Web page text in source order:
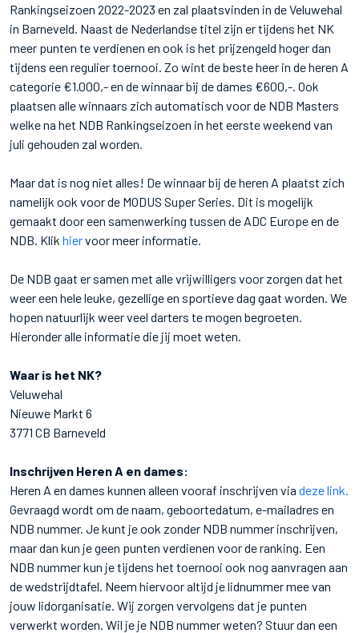
Rankingseizoen 2022-2023 en zal plaatsvinden in de Veluwehal
in Barneveld. Naast de Nederlandse titel zijn er tijdens het NK
meer punten te verdienen en ook is het prijzengeld hoger dan
tijdens een regulier toernooi. Zo wint de beste heer in de heren A
categorie €1.000,- en de winnaar bij de dames €600,-. Ook
plaatsen alle winnaars zich automatisch voor de NDB Masters
welke na het NDB Rankingseizoen in het eerste weekend van
juli gehouden zal worden.
Maar dat is nog niet alles! De winnaar bij de heren A plaatst zich
namelijk ook voor de MODUS Super Series. Dit is mogelijk
gemaakt door een samenwerking tussen de ADC Europe en de
NDB. Klik hiervoor meer informatie.
De NDB gaat er samen met alle vrijwilligers voor zorgen dat het
weer een hele leuke, gezellige en sportieve dag gaat worden. We
hopen natuurlijk weer veel darters te mogen begroeten.
Hieronder alle informatie die jij moet weten.
Waar is het NK?
Veluwehal
Nieuwe Markt 6
3771 CB Barneveld
Inschrijven Heren A en dames:
Heren A en dames kunnen alleen vooraf inschrijven via deze link.
Gevraagd wordt om de naam, geboortedatum, e-mailadres en
NDB nummer. Je kunt je ook zonder NDB nummer inschrijven,
maar dan kun je geen punten verdienen voor de ranking. Een
NDB nummer kun je tijdens het toernooi ook nog aanvragen aan
de wedstrijdtafel. Neem hiervoor altijd je lidnummer mee van
jouw lidorganisatie. Wij zorgen vervolgens dat je punten
verwerkt worden. Wil je je NDB nummer weten? Stuur dan een